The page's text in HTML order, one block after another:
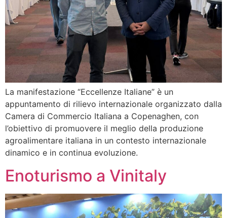
La manifestazione “Eccellenze Italiane” è un
appuntamento di rilievo internazionale organizzato dalla
Camera di Commercio Italiana a Copenaghen, con
l’obiettivo di promuovere il meglio della produzione
agroalimentare italiana in un contesto internazionale
dinamico e in continua evoluzione.
Enoturismo a Vinitaly